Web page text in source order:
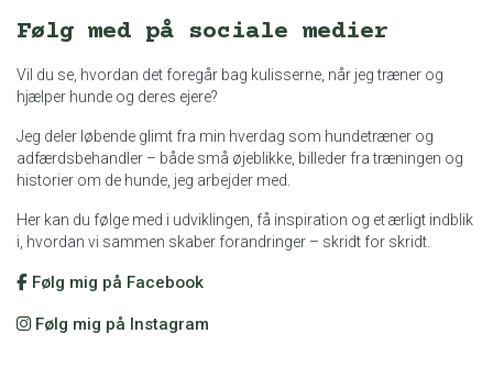
Følg med på sociale medier
Vil du se, hvordan det foregår bag kulisserne, når jeg træner og
hjælper hunde og deres ejere?
Jeg deler løbende glimt fra min hverdag som hundetræner og
adfærdsbehandler – både små øjeblikke, billeder fra træningen og
historier om de hunde, jeg arbejder med.
Her kan du følge med i udviklingen, få inspiration og et ærligt indblik
i, hvordan vi sammen skaber forandringer – skridt for skridt.
Følg mig på Facebook
Følg mig på Instagram